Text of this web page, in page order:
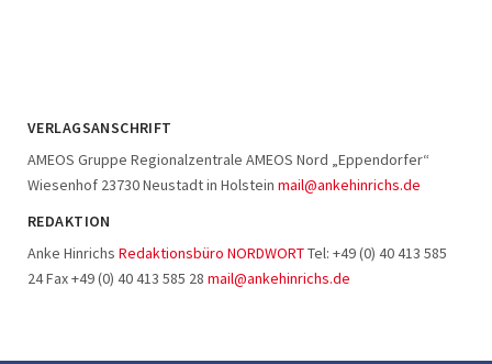
VERLAGSANSCHRIFT
AMEOS Gruppe Regionalzentrale AMEOS Nord „Eppendorfer“
Wiesenhof 23730 Neustadt in Holstein mail@ankehinrichs.de
REDAKTION
Anke Hinrichs Redaktionsbüro NORDWORTTel: +49 (0) 40 413 585
24 Fax +49 (0) 40 413 585 28 mail@ankehinrichs.de